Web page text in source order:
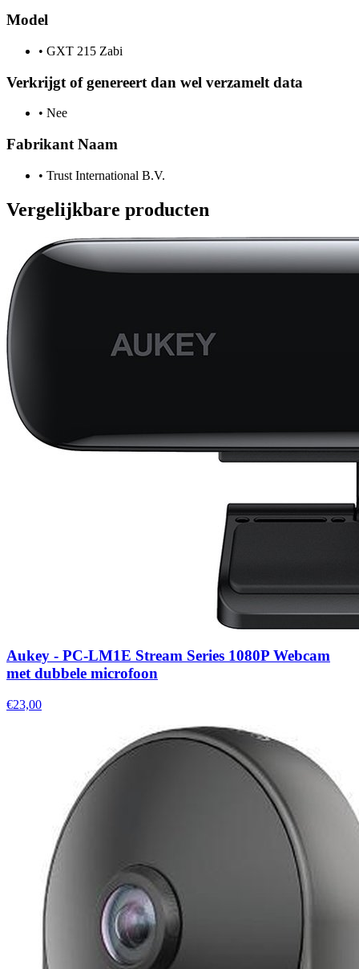
Model
• GXT 215 Zabi
Verkrijgt of genereert dan wel verzamelt data
• Nee
Fabrikant Naam
• Trust International B.V.
Vergelijkbare producten
Aukey - PC-LM1E Stream Series 1080P Webcam
met dubbele microfoon
€23,00